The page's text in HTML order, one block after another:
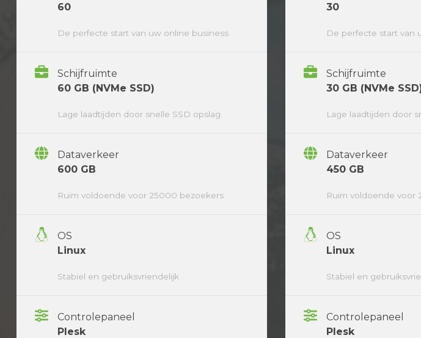
60
De perfecte start van uw online business
Schijfruimte
60 GB (NVMe SSD)
Lage laadtijden door snelle SSD opslag.
Dataverkeer
600 GB
Ruim voldoende voor 25000 bezoekers
OS
Linux
Stabiel en gebruiksvriendelijk
Controlepaneel
Plesk
30
De perfecte start van
Schijfruimte
30 GB (NVMe
Lage laadtijden door
Dataverkeer
450 GB
Ruim voldoende voor
OS
Linux
Stabiel en
Controlepaneel
Plesk